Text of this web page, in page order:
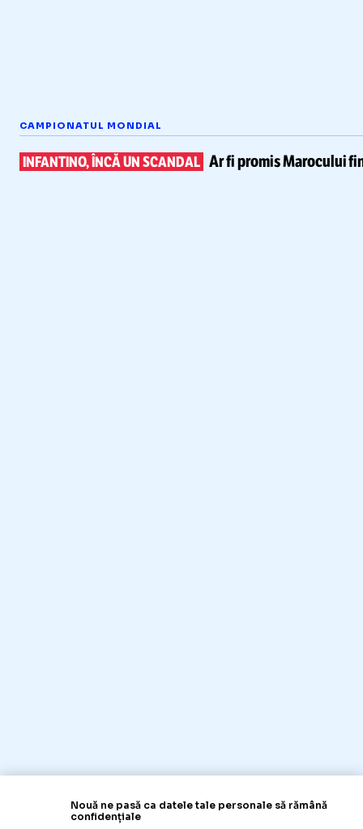
CAMPIONATUL MONDIAL
INFANTINO, ÎNCĂ UN SCANDAL Ar fi promis Marocului
Nouă ne pasă ca datele tale personale să rămână
confidențiale